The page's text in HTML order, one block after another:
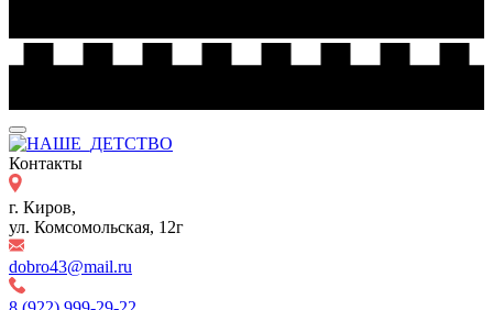
Контакты
г. Киров,
ул. Комсомольская, 12г
dobro43@mail.ru